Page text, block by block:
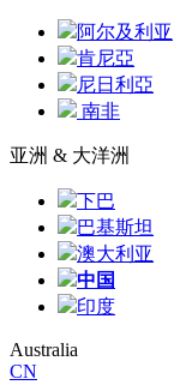
阿尔及利亚
肯尼亞
尼日利亞
南非
亚洲 & 大洋洲
下巴
巴基斯坦
澳大利亚
中国
印度
Australia
CN